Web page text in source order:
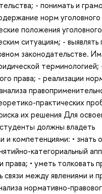
- понимать и
норм уголовного
положения
ситуациям; -
законодательстве.
права; - реализации
практических
их решения Для
должны владеть
и компетенциями: • знать
категориальный
права; • уметь толковать
связи между явлениями и
нормативно-